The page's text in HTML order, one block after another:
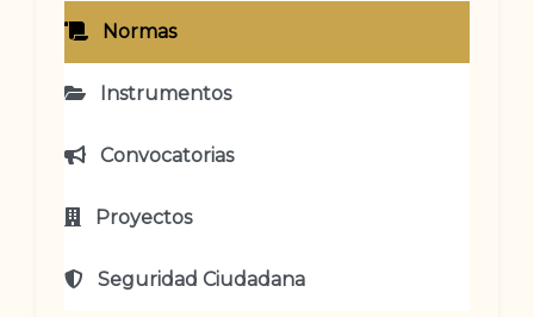
Normas
Instrumentos
Convocatorias
Proyectos
Seguridad Ciudadana